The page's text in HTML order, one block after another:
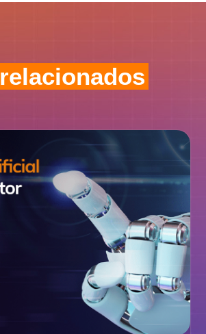
relacionados